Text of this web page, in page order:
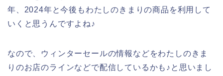
年、2024年と今後もわたしのきまりの商品を利用して
いくと思うんですよね♪
なので、ウィンターセールの情報などをわたしのきま
りのお店のラインなどで配信しているかも♪と思いまし